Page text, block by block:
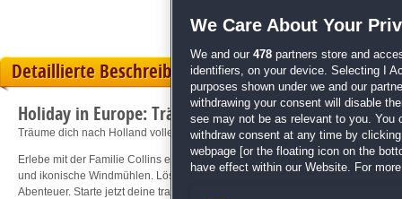
Detaillierte Beschreibung
Holiday in Europe: Träumen Von Holland
Träume dich nach Holland voller Windmühlen und Tulpen
Erlebe mit der Familie Collins eine bezaubernde Reise durch die
und ikonische Windmühlen. Löse spannende Rätsel, finde versteckte
Abenteuer. Starte jetzt deine traumhafte Holland-Reise und entdecke jedes
We Care About Your
We and our 478 partners store and
identifiers, on your device. Selecting I
purposes shown under we and our
withdrawing your consent will disable
see may not be as relevant to you. You
withdraw consent at any time by
webpage [or the floating icon on the
have effect within our Website. For